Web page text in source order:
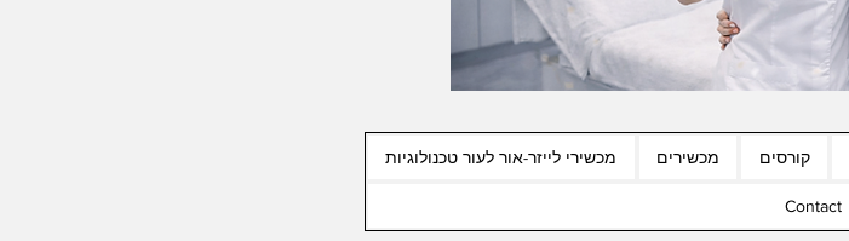
מכשירי לייזר-אור לעור טכנולוגיות מכשירים קורסים
Contact